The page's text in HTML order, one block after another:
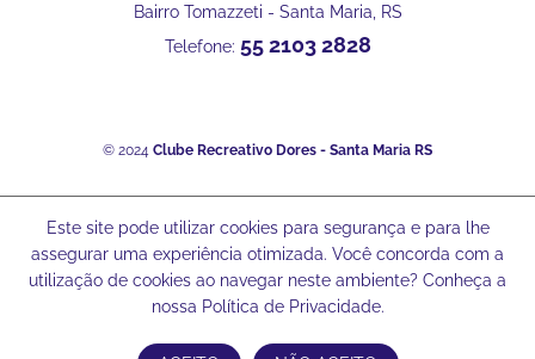
Bairro Tomazzeti - Santa Maria, RS
Telefone: 55 2103 2828
© 2024 Clube Recreativo Dores - Santa Maria RS
Este site pode utilizar cookies para segurança e para lhe
assegurar uma experiência otimizada. Você concorda com a
utilização de cookies ao navegar neste ambiente? Conheça a
nossa Política de Privacidade.